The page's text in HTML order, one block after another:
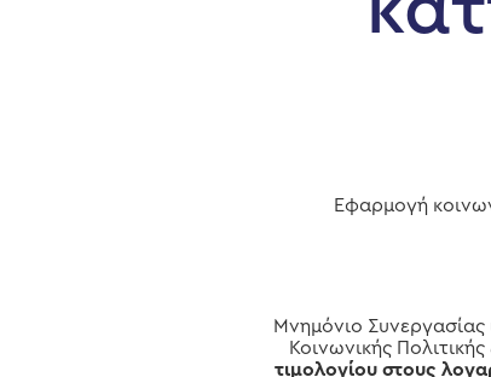
Εφαρμογή
Μνημόνιο
Κοινωνικής
τιμολογίου στους